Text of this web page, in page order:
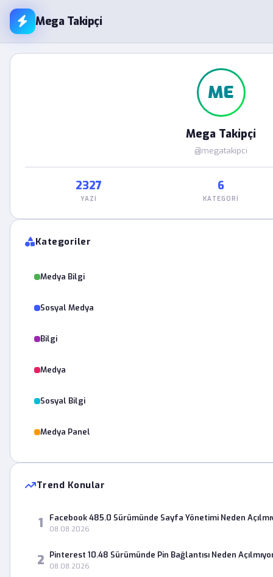
Mega Takipçi
ME
Mega Takipçi
@megatakipci
2327
YAZI
6
KATEGORI
Kategoriler
Medya Bilgi
Sosyal Medya
Bilgi
Medya
Sosyal Bilgi
Medya Panel
Trend Konular
1 Facebook 485.0 Sürümünde Sayfa Yönetimi Neden
08.08.2026
2 Pinterest 10.48 Sürümünde Pin Bağlantısı Neden
08.08.2026